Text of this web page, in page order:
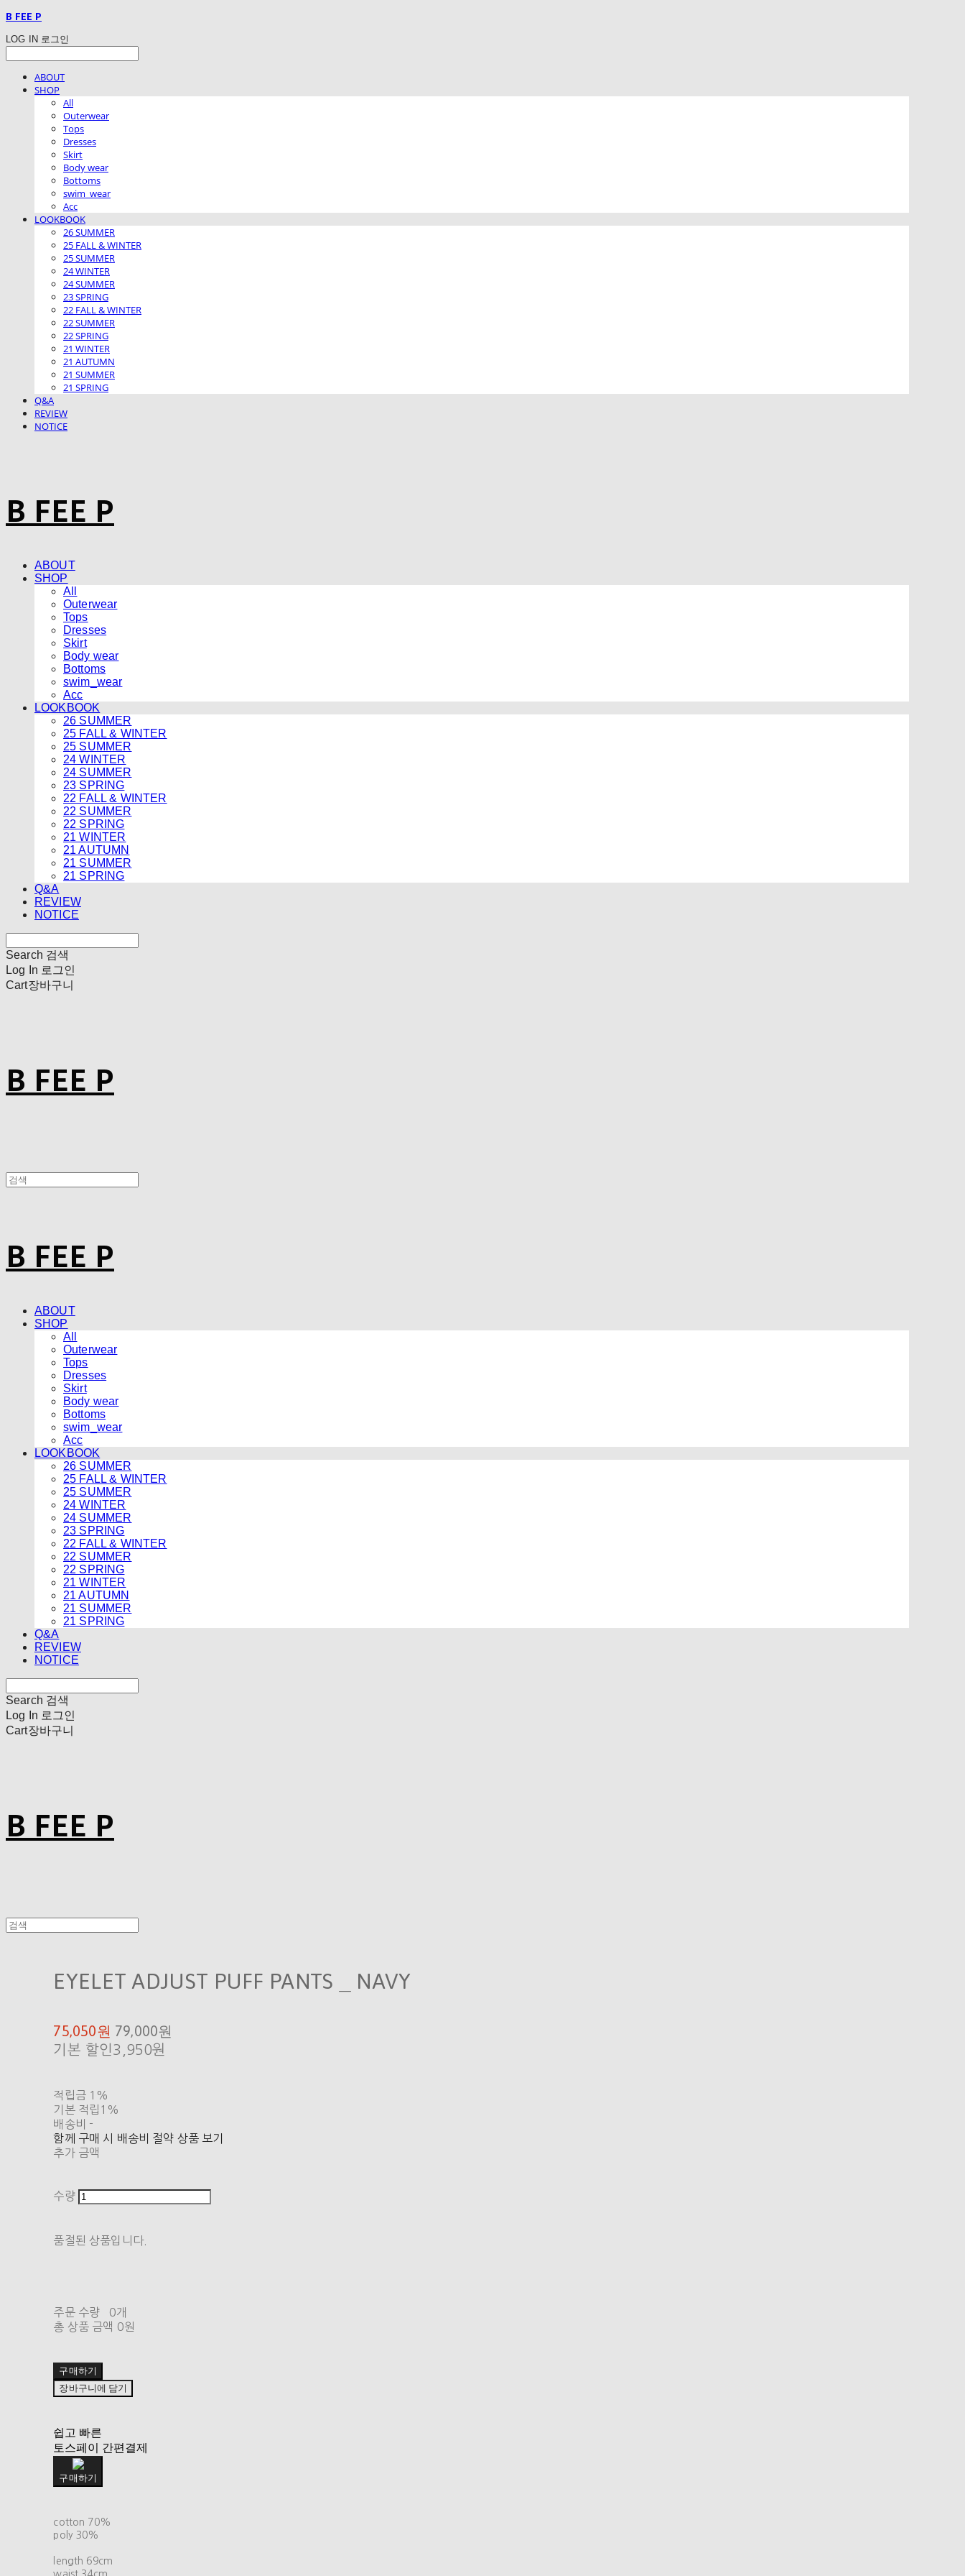
B FEE P
LOG IN 로그인
ABOUT
SHOP
All
Outerwear
Tops
Dresses
Skirt
Body wear
Bottoms
swim_wear
Acc
LOOKBOOK
26 SUMMER
25 FALL & WINTER
25 SUMMER
24 WINTER
24 SUMMER
23 SPRING
22 FALL & WINTER
22 SUMMER
22 SPRING
21 WINTER
21 AUTUMN
21 SUMMER
21 SPRING
Q&A
REVIEW
NOTICE
B FEE P
ABOUT
SHOP
All
Outerwear
Tops
Dresses
Skirt
Body wear
Bottoms
swim_wear
Acc
LOOKBOOK
26 SUMMER
25 FALL & WINTER
25 SUMMER
24 WINTER
24 SUMMER
23 SPRING
22 FALL & WINTER
22 SUMMER
22 SPRING
21 WINTER
21 AUTUMN
21 SUMMER
21 SPRING
Q&A
REVIEW
NOTICE
Search 검색
Log In 로그인
Cart장바구니
B FEE P
B FEE P
ABOUT
SHOP
All
Outerwear
Tops
Dresses
Skirt
Body wear
Bottoms
swim_wear
Acc
LOOKBOOK
26 SUMMER
25 FALL & WINTER
25 SUMMER
24 WINTER
24 SUMMER
23 SPRING
22 FALL & WINTER
22 SUMMER
22 SPRING
21 WINTER
21 AUTUMN
21 SUMMER
21 SPRING
Q&A
REVIEW
NOTICE
Search 검색
Log In 로그인
Cart장바구니
B FEE P
EYELET ADJUST PUFF PANTS _ NAVY
75,050원 79,000원
기본 할인 3,950원
적립금 1%
기본 적립 1%
배송비 -
함께 구매 시 배송비 절약 상품 보기
추가 금액
수량
품절된 상품입니다.
주문 수량
0개
총 상품 금액 0원
구매하기
장바구니에 담기
쉽고 빠른
토스페이 간편결제
구매하기
cotton 70%
poly 30%
length 69cm
waist 34cm